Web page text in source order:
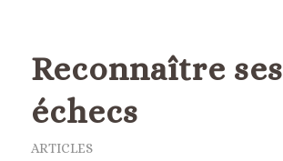
Reconnaître ses
échecs
ARTICLES